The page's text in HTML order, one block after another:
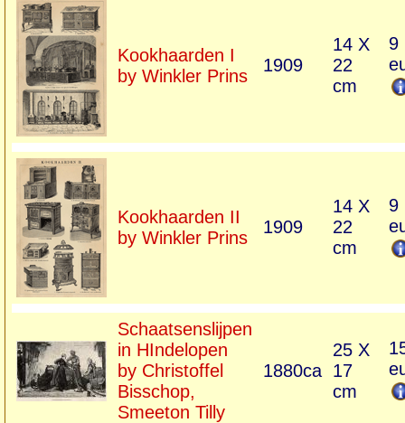
Kookhaarden I
by Winkler Prins
1909
14 X
22
cm
9
Kookhaarden II
by Winkler Prins
1909
14 X
22
cm
9
Schaatsenslijpen
in HIndelopen
by Christoffel
Bisschop,
Smeeton Tilly
1880ca
25 X
17
cm